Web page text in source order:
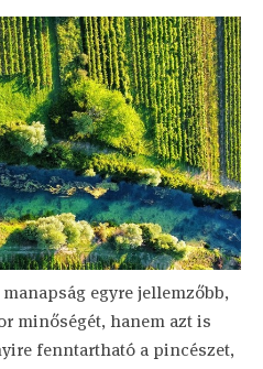
egyre jellemzőbb,
minőségét, hanem azt is
fenntartható a pincészet,